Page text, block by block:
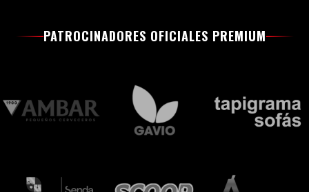
PATROCINADORES OFICIALES PREMIUM